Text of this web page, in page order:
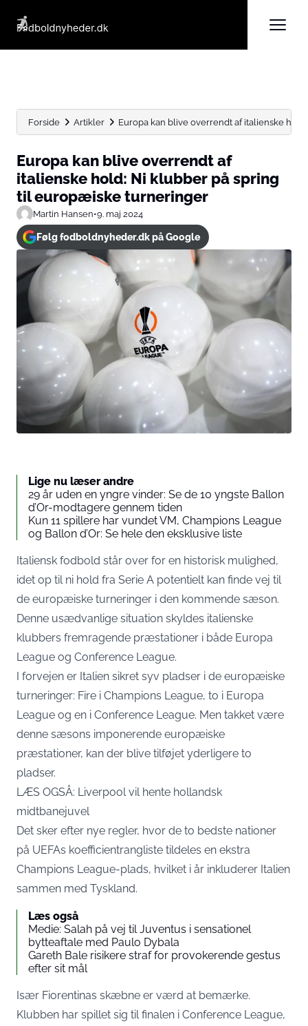
Forside Artikler Europa kan blive overrendt af italienske hold:
Europa kan blive overrendt af
italienske hold: Ni klubber på spring
til europæiske turneringer
Martin Hansen•9. maj 2024
Følg fodboldnyheder.dk på Google
Lige nu læser andre
29 år uden en yngre vinder: Se de 10 yngste Ballon
d’Or-modtagere gennem tiden
Kun 11 spillere har vundet VM, Champions League
og Ballon d’Or: Se hele den eksklusive liste
Italiensk fodbold står over for en historisk mulighed,
idet op til ni hold fra Serie A potentielt kan finde vej til
de europæiske turneringer i den kommende sæson.
Denne usædvanlige situation skyldes italienske
klubbers fremragende præstationer i både Europa
League og Conference League.
I forvejen er Italien sikret syv pladser i de europæiske
turneringer: Fire i Champions League, to i Europa
League og en i Conference League. Men takket være
denne sæsons imponerende europæiske
præstationer, kan der blive tilføjet yderligere to
pladser.
LÆS OGSÅ: Liverpool vil hente hollandsk
midtbanejuvel
Det sker efter nye regler, hvor de to bedste nationer
på UEFAs koefficientrangliste tildeles en ekstra
Champions League-plads, hvilket i år inkluderer Italien
sammen med Tyskland.
Læs også
Medie: Salah på vej til Juventus i sensationel
bytteaftale med Paulo Dybala
Gareth Bale risikere straf for provokerende gestus
efter sit mål
Især Fiorentinas skæbne er værd at bemærke.
Klubben har spillet sig til finalen i Conference League,